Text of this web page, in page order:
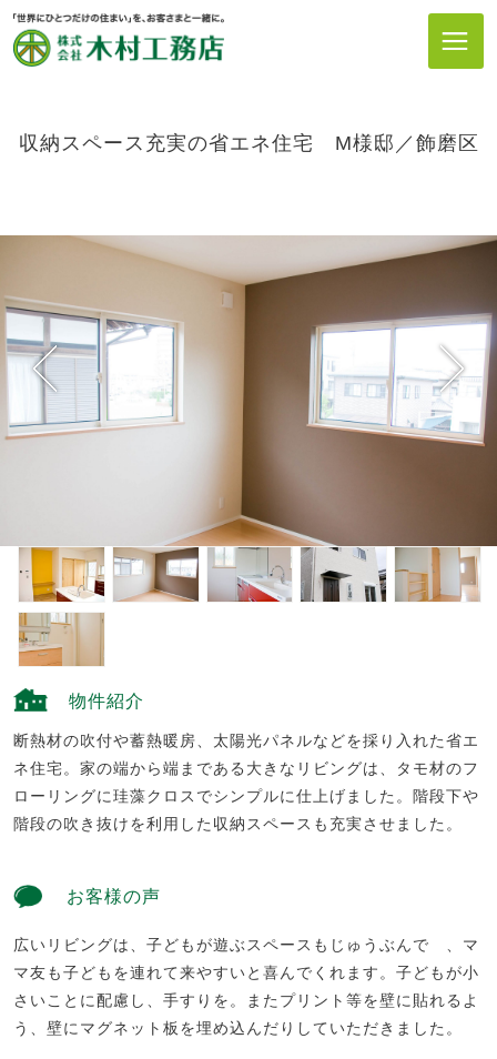
収納スペース充実の省エネ住宅 M様邸／飾磨区
物件紹介
断熱材の吹付や蓄熱暖房、太陽光パネルなどを採り入れた省エ
ネ住宅。家の端から端まである大きなリビングは、タモ材のフ
ローリングに珪藻クロスでシンプルに仕上げました。階段下や
階段の吹き抜けを利用した収納スペースも充実させました。
お客様の声
広いリビングは、子どもが遊ぶスペースもじゅうぶんで 、マ
マ友も子どもを連れて来やすいと喜んでくれます。子どもが小
さいことに配慮し、手すりを。またプリント等を壁に貼れるよ
う、壁にマグネット板を埋め込んだりしていただきました。